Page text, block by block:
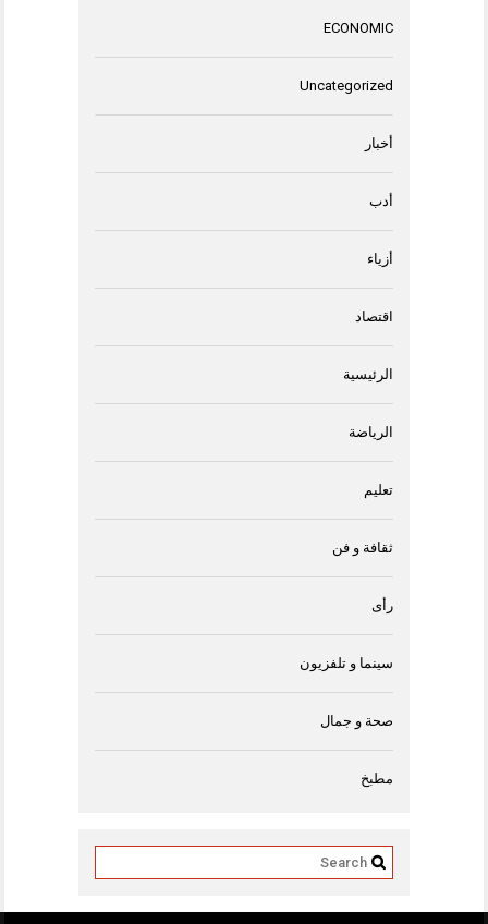
ECONOMIC
Uncategorized
أخبار
أدب
أزياء
اقتصاد
الرئيسية
الرياضة
تعليم
ثقافة و فن
رأى
سينما و تلفزيون
صحة و جمال
مطبخ